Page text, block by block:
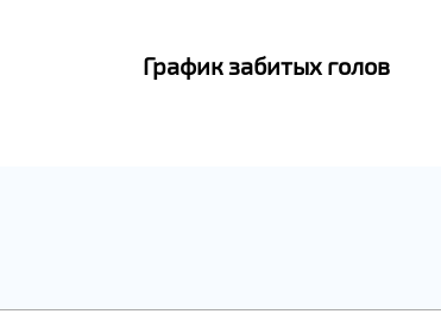
График забитых голов